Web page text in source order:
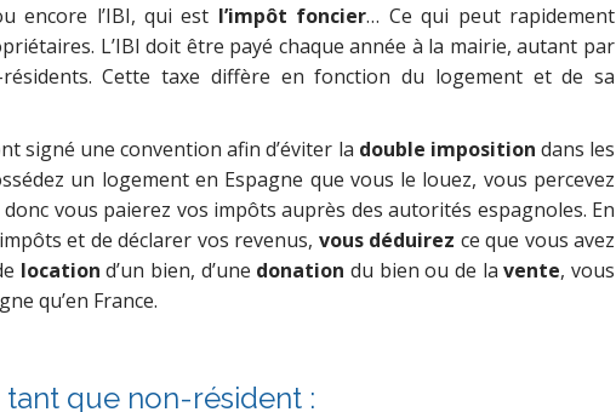
encore l’IBI, qui est l’impôt foncier… Ce qui peut rapidement
L’IBI doit être payé chaque année à la mairie, autant par
Cette taxe diffère en fonction du logement et de sa
signé une convention afin d’éviter la double imposition dans les
un logement en Espagne que vous le louez, vous percevez
vous paierez vos impôts auprès des autorités espagnoles. En
et de déclarer vos revenus, vous déduirez ce que vous avez
location d’un bien, d’une donation du bien ou de lavente, vous
qu’en France.
que non-résident :